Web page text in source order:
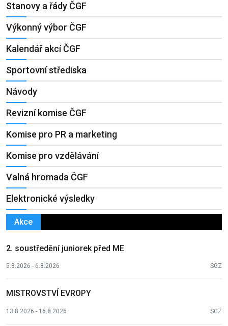
Stanovy a řády ČGF
Výkonný výbor ČGF
Kalendář akcí ČGF
Sportovní střediska
Návody
Revizní komise ČGF
Komise pro PR a marketing
Komise pro vzdělávání
Valná hromada ČGF
Elektronické výsledky
Akce
2. soustředění juniorek před ME
5.8.2026 - 6.8.2026 SGZ
MISTROVSTVÍ EVROPY
13.8.2026 - 16.8.2026 SGZ